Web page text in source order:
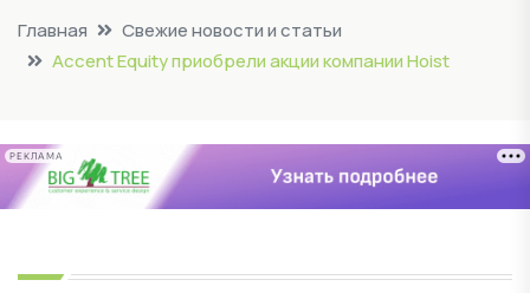
Главная
Свежие новости и статьи
Accent Equity приобрели акции компании Hoist
РЕКЛАМА